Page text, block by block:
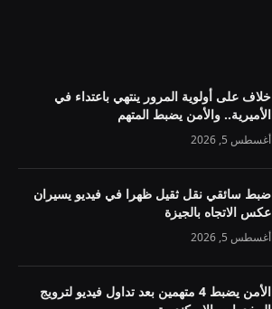
خلاف على أولوية المرور ينتهي باعتداء في
الأميرية.. والأمن يضبط المتهم
أغسطس 5, 2026
ضبط سائقي نقل ثقيل ظهرا في فيديو يسيران
عكس الاتجاه بالجيزة
أغسطس 5, 2026
الأمن يضبط 4 متهمين بعد تداول فيديو لترويج